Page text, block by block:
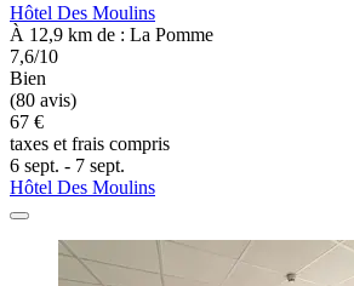
Hôtel Des Moulins
À 12,9 km de : La Pomme
7,6/10
Bien
(80 avis)
67 €
taxes et frais compris
6 sept. - 7 sept.
Hôtel Des Moulins